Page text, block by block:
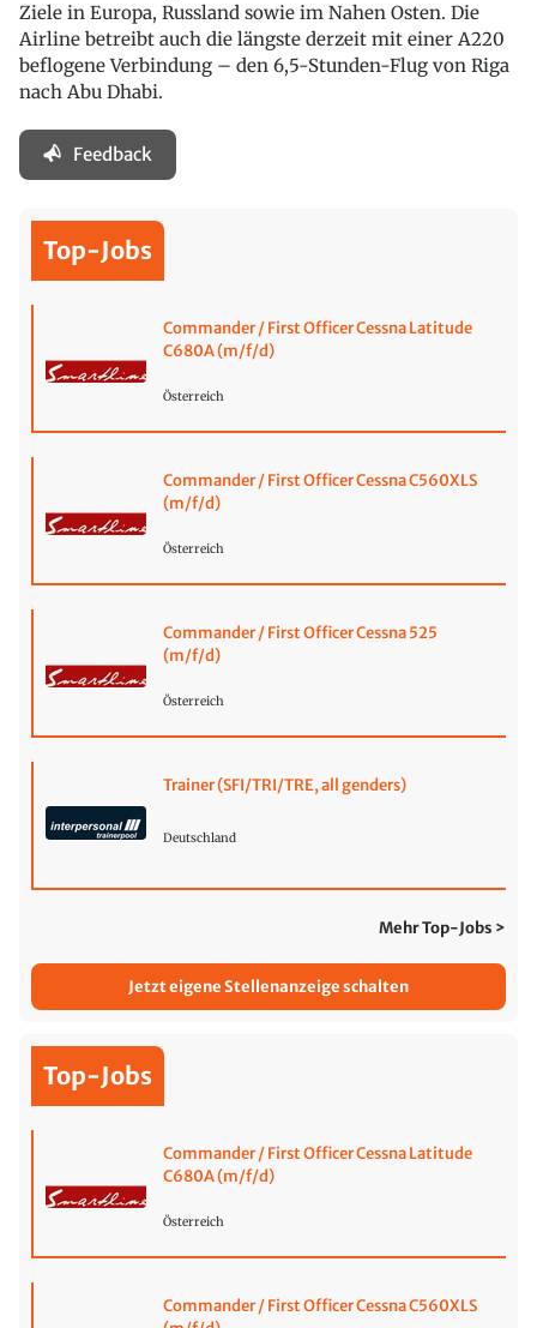
Ziele in Europa, Russland sowie im Nahen Osten. Die
Airline betreibt auch die längste derzeit mit einer A220
beflogene Verbindung – den 6,5-Stunden-Flug von Riga
nach Abu Dhabi.
Feedback
Top-Jobs
Commander / First Officer Cessna Latitude
C680A (m/f/d)
Österreich
Commander / First Officer Cessna C560XLS
(m/f/d)
Österreich
Commander / First Officer Cessna 525
(m/f/d)
Österreich
Trainer (SFI/TRI/TRE, all genders)
Deutschland
Mehr Top-Jobs >
Jetzt eigene Stellenanzeige schalten
Top-Jobs
Commander / First Officer Cessna Latitude
C680A (m/f/d)
Österreich
Commander / First Officer Cessna C560XLS